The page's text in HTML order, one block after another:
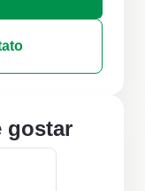
gostar